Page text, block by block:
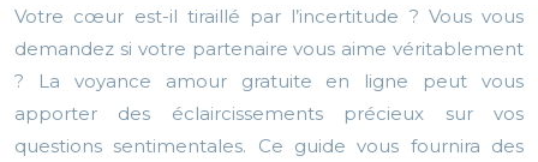
Votre cœur est-il tiraillé par l’incertitude ? Vous vous
demandez si votre partenaire vous aime véritablement
? La voyance amour gratuite en ligne peut vous
apporter des éclaircissements précieux sur vos
questions sentimentales. Ce guide vous fournira des